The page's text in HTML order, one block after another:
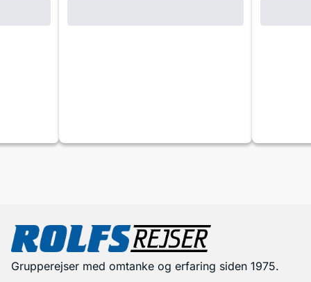
Grupperejser med omtanke og erfaring siden 1975.